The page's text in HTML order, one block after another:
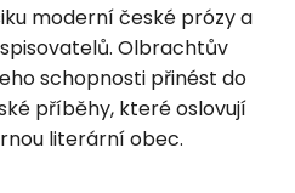
moderní české prózy a
Olbrachtův
schopnosti přinést do
příběhy, které oslovují
literární obec.